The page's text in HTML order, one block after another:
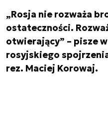
„Rosja nie rozważa
ostateczności.
otwierający” – pisze
rosyjskiego
rez. Maciej Korowaj.